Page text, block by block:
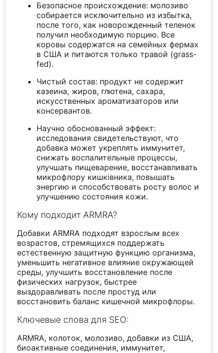
Безопасное происхождение: молозиво
собирается исключительно из избытка,
после того, как новорожденный теленок
получил необходимую порцию. Все
коровы содержатся на семейных фермах
в США и питаются только травой (grass-
fed).
Чистый состав: продукт не содержит
казеина, жиров, глютена, сахара,
искусственных ароматизаторов или
консервантов.
Научно обоснованный эффект:
исследования свидетельствуют, что
добавка может укреплять иммунитет,
снижать воспалительные процессы,
улучшать пищеварение, восстанавливать
микрофлору кишківника, повышать
энергию и способствовать росту волос и
улучшению состояния кожи.
Кому подходит ARMRA?
Добавки ARMRA подходят взрослым всех
возрастов, стремящихся поддержать
естественную защитную функцию организма,
уменьшить негативное влияние окружающей
среды, улучшить восстановление после
физических нагрузок, быстрее
выздоравливать после простуд или
восстановить баланс кишечной микрофлоры.
Ключевые слова для SEO:
ARMRA, колоток, молозиво, добавки из США,
биоактивные соединения, иммунитет,